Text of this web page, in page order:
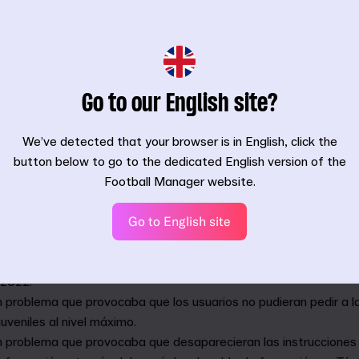
tendrán efecto sobre las carreras actuales, pero habrá que
datos surta efecto.
23.4 incluyen (de manera no exhaustiva):
inusual que afectaba a algunos usuarios en las partidas
problema que provocaba que los usuarios no pudieran pedir a
al nivel máximo.
problema que provocaba que desaparecieran las
Go to our English site?
We’ve detected that your browser is in English, click the
button below to go to the dedicated English version of the
Football Manager website.
Go to English site